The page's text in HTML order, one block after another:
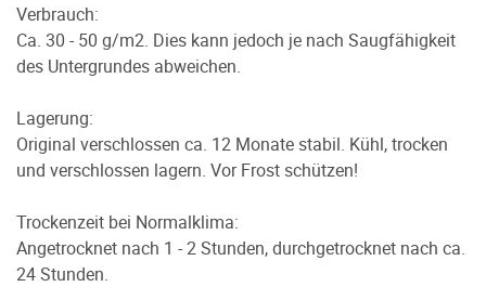
Verbrauch:
Ca. 30 - 50 g/m2. Dies kann jedoch je nach Saugfähigkeit
des Untergrundes abweichen.
Lagerung:
Original verschlossen ca. 12 Monate stabil. Kühl, trocken
und verschlossen lagern. Vor Frost schützen!
Trockenzeit bei Normalklima:
Angetrocknet nach 1 - 2 Stunden, durchgetrocknet nach ca.
24 Stunden.